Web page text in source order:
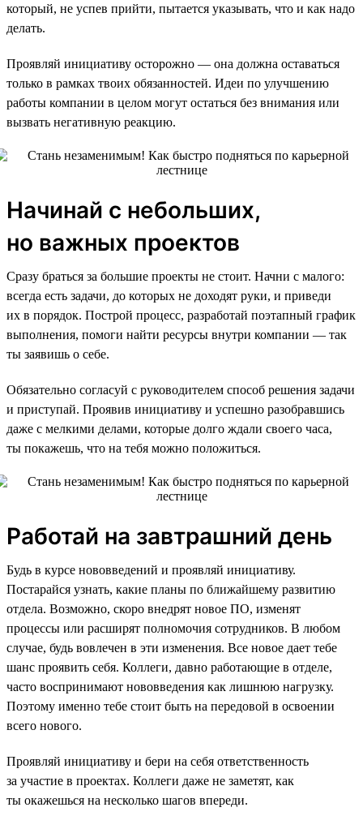
который, не успев прийти, пытается указывать, что и как надо
делать.
Проявляй инициативу осторожно — она должна оставаться
только в рамках твоих обязанностей. Идеи по улучшению
работы компании в целом могут остаться без внимания или
вызвать негативную реакцию.
Начинай с небольших,
но важных проектов
Сразу браться за большие проекты не стоит. Начни с малого:
всегда есть задачи, до которых не доходят руки, и приведи
их в порядок. Построй процесс, разработай поэтапный график
выполнения, помоги найти ресурсы внутри компании — так
ты заявишь о себе.
Обязательно согласуй с руководителем способ решения задачи
и приступай. Проявив инициативу и успешно разобравшись
даже с мелкими делами, которые долго ждали своего часа,
ты покажешь, что на тебя можно положиться.
Работай на завтрашний день
Будь в курсе нововведений и проявляй инициативу.
Постарайся узнать, какие планы по ближайшему развитию
отдела. Возможно, скоро внедрят новое ПО, изменят
процессы или расширят полномочия сотрудников. В любом
случае, будь вовлечен в эти изменения. Все новое дает тебе
шанс проявить себя. Коллеги, давно работающие в отделе,
часто воспринимают нововведения как лишнюю нагрузку.
Поэтому именно тебе стоит быть на передовой в освоении
всего нового.
Проявляй инициативу и бери на себя ответственность
за участие в проектах. Коллеги даже не заметят, как
ты окажешься на несколько шагов впереди.